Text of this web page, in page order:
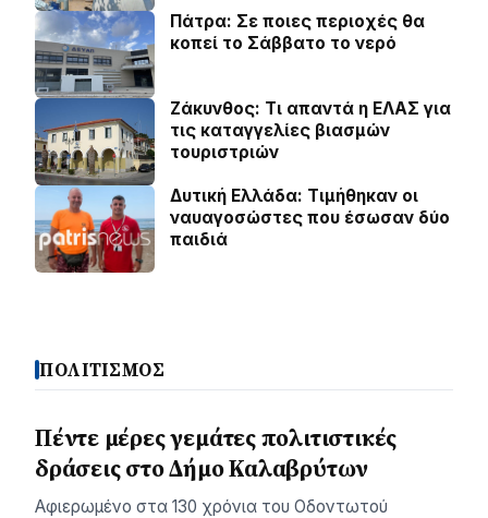
Πάτρα: Σε ποιες περιοχές θα
κοπεί το Σάββατο το νερό
Ζάκυνθος: Τι απαντά η ΕΛΑΣ για
τις καταγγελίες βιασμών
τουριστριών
Δυτική Ελλάδα: Τιµήθηκαν οι
ναυαγοσώστες που έσωσαν δύο
παιδιά
ΠΟΛΙΤΙΣΜΟΣ
Πέντε μέρες γεμάτες πολιτιστικές
δράσεις στο Δήμο Καλαβρύτων
Αφιερωμένο στα 130 χρόνια του Οδοντωτού